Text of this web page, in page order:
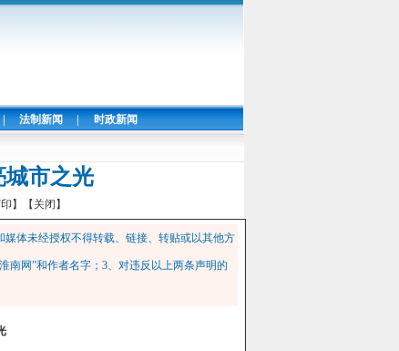
| 法制新闻 | 时政新闻
城市之光
】 【关闭】
体未经授权不得转载、链接、转贴或以其他方
南网”和作者名字；3、对违反以上两条声明的